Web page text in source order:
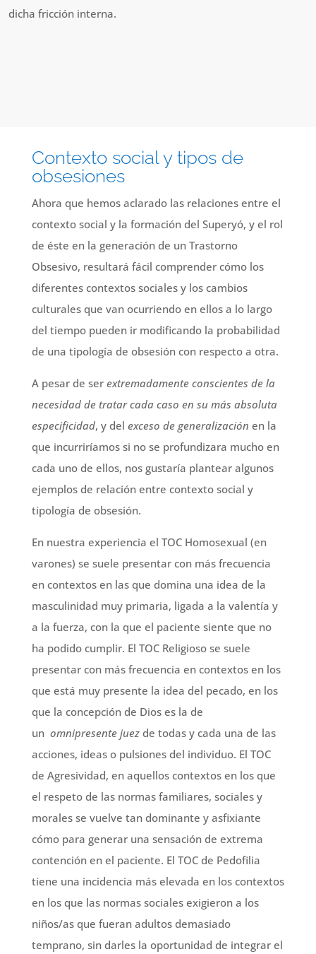
dicha fricción interna.
Contexto social y tipos de
obsesiones
Ahora que hemos aclarado las relaciones entre el
contexto social y la formación del Superyó, y el rol
de éste en la generación de un Trastorno
Obsesivo, resultará fácil comprender cómo los
diferentes contextos sociales y los cambios
culturales que van ocurriendo en ellos a lo largo
del tiempo pueden ir modificando la probabilidad
de una tipología de obsesión con respecto a otra.
A pesar de ser extremadamente conscientes de la
necesidad de tratar cada caso en su más absoluta
especificidad, y del exceso de generalización en la
que incurriríamos si no se profundizara mucho en
cada uno de ellos, nos gustaría plantear algunos
ejemplos de relación entre contexto social y
tipología de obsesión.
En nuestra experiencia el TOC Homosexual (en
varones) se suele presentar con más frecuencia
en contextos en las que domina una idea de la
masculinidad muy primaria, ligada a la valentía y
a la fuerza, con la que el paciente siente que no
ha podido cumplir. El TOC Religioso se suele
presentar con más frecuencia en contextos en los
que está muy presente la idea del pecado, en los
que la concepción de Dios es la de
un omnipresente juez de todas y cada una de las
acciones, ideas o pulsiones del individuo. El TOC
de Agresividad, en aquellos contextos en los que
el respeto de las normas familiares, sociales y
morales se vuelve tan dominante y asfixiante
cómo para generar una sensación de extrema
contención en el paciente. El TOC de Pedofilia
tiene una incidencia más elevada en los contextos
en los que las normas sociales exigieron a los
niños/as que fueran adultos demasiado
temprano, sin darles la oportunidad de integrar el